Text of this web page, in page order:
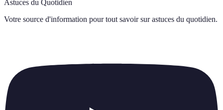
Astuces du Quotidien
Votre source d'information pour tout savoir sur astuces du quotidien.